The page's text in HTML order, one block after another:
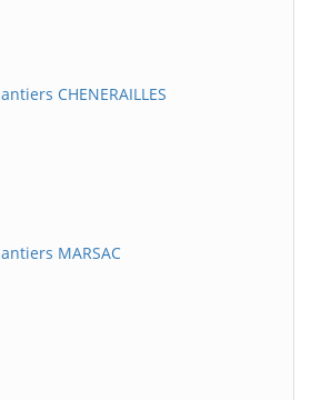
CHENERAILLES
MARSAC